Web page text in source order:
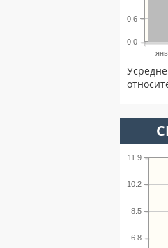
янв
0.0
0.6
6.8
8.5
10.2
11.9